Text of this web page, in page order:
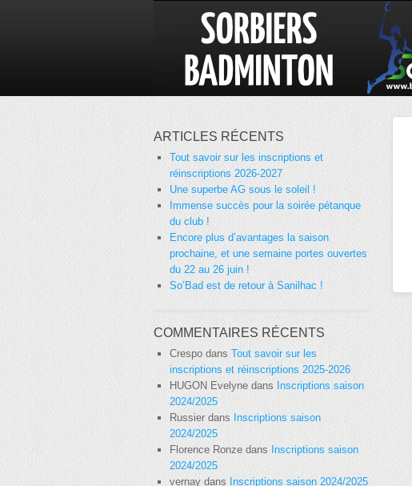
ARTICLES RÉCENTS
Tout savoir sur les inscriptions et
réinscriptions 2026-2027
Une superbe AG sous le soleil !
Immense succès pour la soirée pétanque
du club !
Encore plus d’avantages la saison
prochaine, et une semaine portes ouvertes
du 22 au 26 juin !
So’Bad est de retour à Sanilhac !
COMMENTAIRES RÉCENTS
Crespo dans Tout savoir sur les
inscriptions et réinscriptions 2025-2026
HUGON Evelyne dans
Inscriptions saison
2024/2025
Russier dans Inscriptions saison
2024/2025
Florence Ronze dans Inscriptions saison
2024/2025
vernay dans Inscriptions saison 2024/2025